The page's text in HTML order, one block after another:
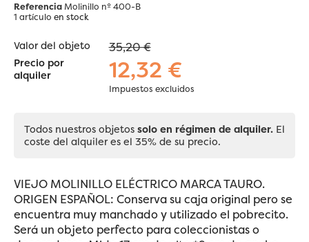
ReferenciaMolinillo nº 400-B
1 artículo en stock
Valor del objeto 35,20 €
Precio por
alquiler
12,32 €
Impuestos excluidos
Todos nuestros objetos solo en régimen de alquiler. El
coste del alquiler es el 35% de su precio.
VIEJO MOLINILLO ELÉCTRICO MARCA TAURO.
ORIGEN ESPAÑOL: Conserva su caja original pero se
encuentra muy manchado y utilizado el pobrecito.
Será un objeto perfecto para coleccionistas o